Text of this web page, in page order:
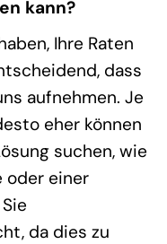
kann?
Ihre Raten
dass
aufnehmen. Je
eher können
suchen, wie
oder einer
da dies zu